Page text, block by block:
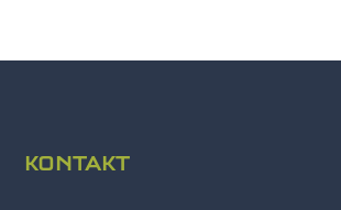
KONTAKT